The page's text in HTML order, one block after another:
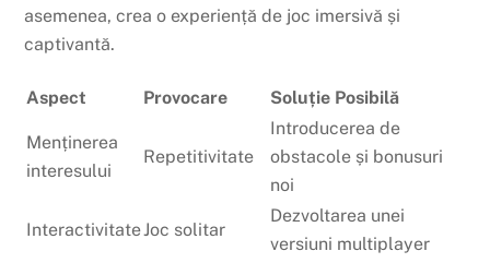
asemenea, crea o experiență de joc imersivă și
captivantă.
Aspect Provocare Soluție Posibilă
Menținerea
interesului
Repetitivitate
Introducerea de
obstacole și bonusuri
noi
InteractivitateJoc solitar
Dezvoltarea unei
versiuni multiplayer